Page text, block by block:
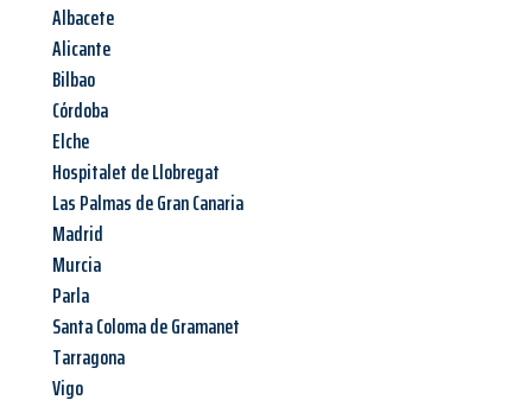
Albacete
Alicante
Bilbao
Córdoba
Elche
Hospitalet de Llobregat
Las Palmas de Gran Canaria
Madrid
Murcia
Parla
Santa Coloma de Gramanet
Tarragona
Vigo